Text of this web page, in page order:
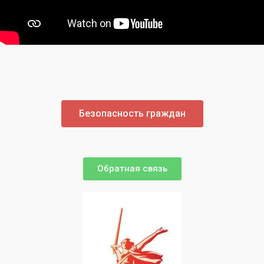
Безопасность граждан
Обратная связь